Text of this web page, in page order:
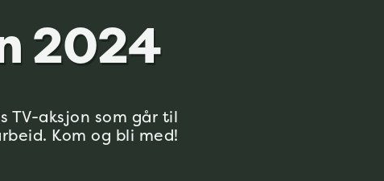
2024
TV-aksjon som går til
Kom og bli med!